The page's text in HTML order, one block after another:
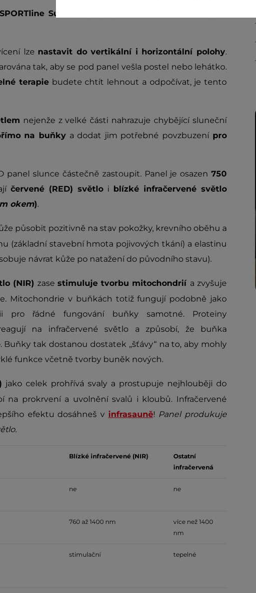
Sumatrin
lze nastavit do vertikální i horizontální polohy.
tak, aby se pod panel vešla postel nebo lehátko.
terapiebudete chtít lehnout a odpočívat, je tento
nejenže z velké části nahrazuje chybějící sluneční
na buňky a dodat jim potřebné povzbuzenípro
panel slunce částečně zastoupit. Panel je osazen 750
červené (RED) světlo i blízké infračervené světlo
okem).
působit pozitivně na stav pokožky, krevního oběhu a
(základní stavební hmota pojivových tkání) a elastinu
návrat kůže po natažení do původního stavu).
(NIR) zase stimuluje tvorbu mitochondrií a zvyšuje
Mitochondrie v buňkách totiž fungují podobně jako
pro řádné fungování buňky samotné. Proteiny
na infračervené světlo a způsobí, že buňka
. Buňky tak dostanou dostatek „šťávy“ na to, aby mohly
funkce včetně tvorby buněk nových.
jako celek prohřívá svaly a prostupuje nejhlouběji do
na prokrvení a uvolnění svalů i kloubů. Infračervené
efektu dosáhneš v infrasauně! Panel produkuje
Blízké infračervené (NIR)
Ostatní
infračervená
ne ne
760 až 1400 nm
více než 1400
nm
stimulační tepelné